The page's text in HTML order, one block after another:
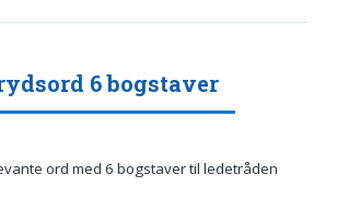
6 bogstaver
ord med 6 bogstaver til ledetråden